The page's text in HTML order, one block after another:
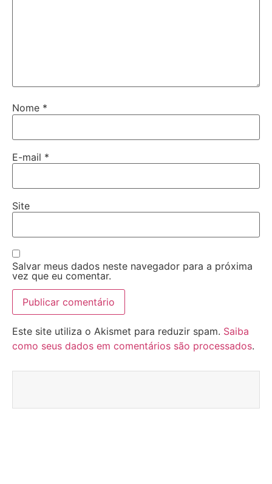
Nome *
E-mail *
Site
Salvar meus dados neste navegador para a próxima
vez que eu comentar.
Este site utiliza o Akismet para reduzir spam. Saiba
como seus dados em comentários são processados.